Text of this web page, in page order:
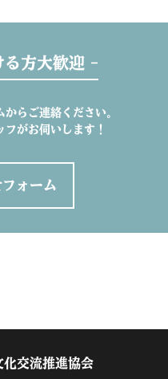
る方大歓迎 -
らご連絡ください。
がお伺いします！
ォーム
交流推進協会